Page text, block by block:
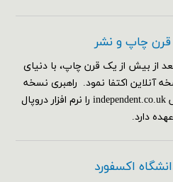
قرن چاپ و نشر
از بیش از یک قرن چاپ، با دنیای
آنلاین اکتفا نمود. راهبری نسخه
آنلاین این روزنامه در این آدرس independent.co.uk را نرم افزار دروپال
دارد.
اکسفورد